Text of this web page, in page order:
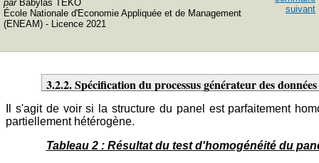
parBabylas TEKO
École Nationale d'Economie Appliquée et de Management
(ENEAM) - Licence 2021
suivant
3.2.2. Spécification du processus générateur des données
Il s'agit de voir si la structure du panel est parfaitement
partiellement hétérogène.
Tableau 2 : Résultat du test d'homogénéité du